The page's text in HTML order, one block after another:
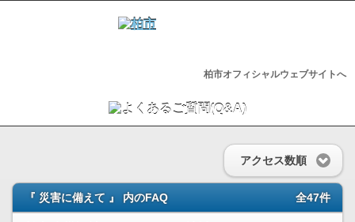
柏市オフィシャルウェブサイトへ
アクセス数順
『 災害に備えて 』 内のFAQ 全47件